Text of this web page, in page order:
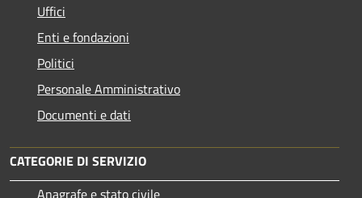
Uffici
Enti e fondazioni
Politici
Personale Amministrativo
Documenti e dati
CATEGORIE DI SERVIZIO
Anagrafe e stato civile